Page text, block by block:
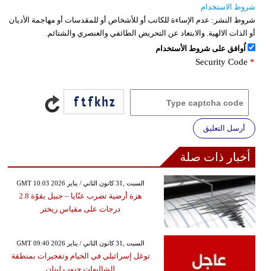
شروط الاستخدام
شروط النشر: عدم الإساءة للكاتب أو للأشخاص أو للمقدسات أو مهاجمة الأديان
أو الذات الالهية. والابتعاد عن التحريض الطائفي والعنصري والشتائم.
اُوافق على شروط الأستخدام
Security Code *
أرسل التعليق
أخبار ذات صلة
GMT 10:03 2026 السبت ,31 كانون الثاني / يناير
هزة أرضية تضرب عنّايا – جبيل بقوّة 2.8
درجات على مقياس ريختر
GMT 09:40 2026 السبت ,31 كانون الثاني / يناير
توغل إسرائيلي في الخيام وتفجيرات بمنطقة
الشاليهات جنوب لبنان